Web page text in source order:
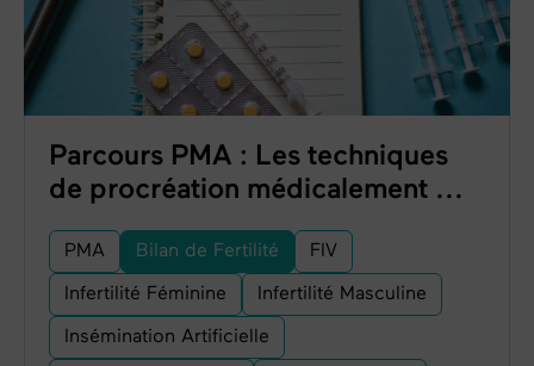
Parcours PMA : Les techniques
de procréation médicalement ...
PMA Bilan de Fertilité FIV
Infertilité Féminine Infertilité Masculine
Insémination Artificielle